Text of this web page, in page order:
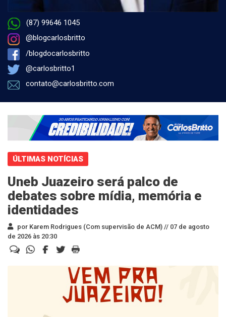
(87) 99646 1045
@blogcarlosbritto
/blogdocarlosbritto
@carlosbritto1
contato@carlosbritto.com
ÚLTIMAS NOTÍCIAS
Uneb Juazeiro será palco de
debates sobre mídia, memória e
identidades
por Karem Rodrigues (Com supervisão de ACM) // 07 de agosto
de 2026 às 20:30